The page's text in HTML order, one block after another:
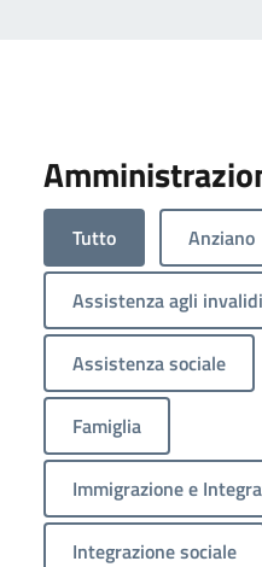
Tutto Anziano
Assistenza agli invalidi
Assistenza sociale
Famiglia
Immigrazione e
Integrazione sociale